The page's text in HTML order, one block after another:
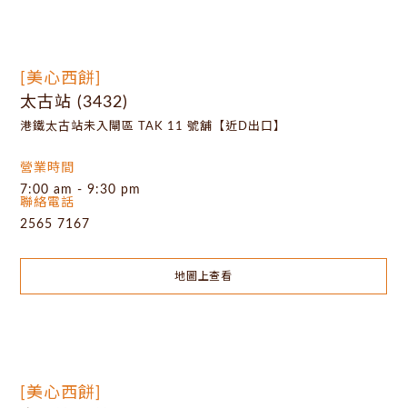
[美心西餅]
太古站 (3432)
港鐵太古站未入閘區 TAK 11 號舖【近D出口】
營業時間
7:00 am - 9:30 pm
聯絡電話
2565 7167
地圖上查看
[美心西餅]